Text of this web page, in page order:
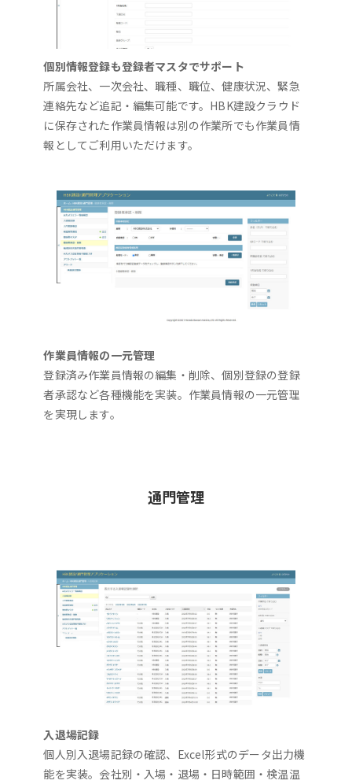
個別情報登録も登録者マスタでサポート
所属会社、一次会社、職種、職位、健康状況、緊急
連絡先など追記・編集可能です。HBK建設クラウド
に保存された作業員情報は別の作業所でも作業員情
報としてご利用いただけます。
作業員情報の一元管理
登録済み作業員情報の編集・削除、個別登録の登録
者承認など各種機能を実装。作業員情報の一元管理
を実現します。
通門管理
入退場記録
個人別入退場記録の確認、Excel形式のデータ出力機
能を実装。会社別・入場・退場・日時範囲・検温温